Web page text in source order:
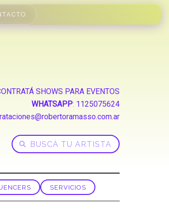
SHOWS PARA EVENTOS
WHATSAPP: 1125075624
SERVICIOS